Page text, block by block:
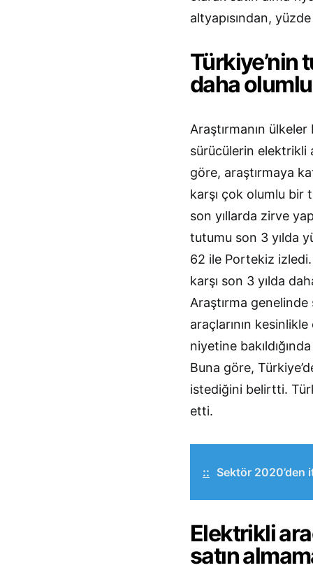
altyapısından,
Türkiye’nin
daha olumlu
Araştırmanın ülkeler
sürücülerin elektrikli
göre, araştırmaya
karşı çok olumlu bir
son yıllarda zirve
tutumu son 3 yılda
62 ile Portekiz
karşı son 3 yılda
Araştırma
araçlarının
niyetine
Buna göre,
istediğini belirtti.
etti.
:: Sektör 2020’den
Elektrikli
satın